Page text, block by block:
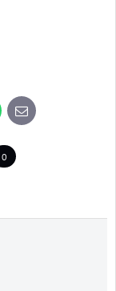
E-
mail
0